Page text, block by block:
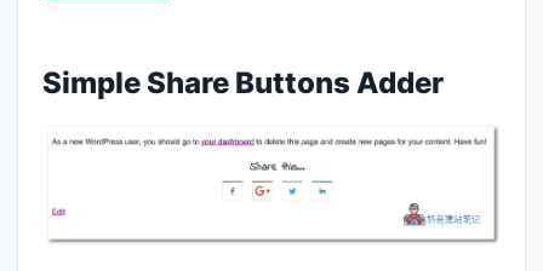
Simple Share Buttons Adder